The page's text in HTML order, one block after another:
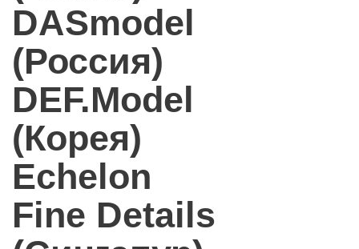
DASmodel
(Россия)
DEF.Model
(Корея)
Echelon
Fine Details